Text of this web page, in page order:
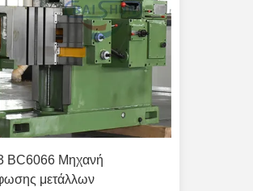
BC6066 Μηχανή
μετάλλων